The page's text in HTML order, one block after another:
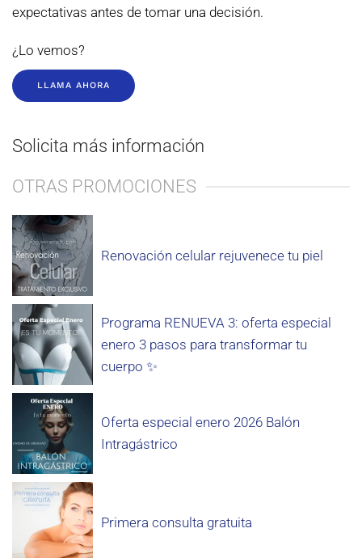
expectativas antes de tomar una decisión.
¿Lo vemos?
LLAMA AHORA
Solicita más información
OTRAS PROMOCIONES
Renovación celular rejuvenece tu piel
Programa RENUEVA 3: oferta especial
enero 3 pasos para transformar tu
cuerpo ✨
Oferta especial enero 2026 Balón
Intragástrico
Primera consulta gratuita